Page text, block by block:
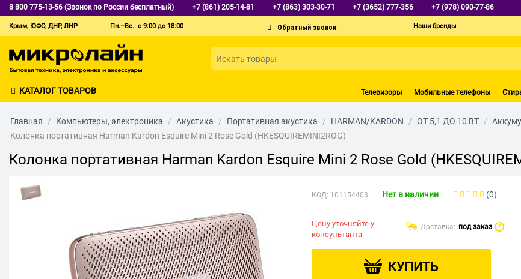
8 800 775-13-56 (Звонок по России бесплатный) +7 (861) 205-14-81 +7 (863) 303-30-71 +7 (3652) 777-356 +7 (978) 090-77-86
Крым, ЮФО, ДНР, ЛНР Пн.–Вс.: с 9:00 до 18:00 Наши бренды
КАТАЛОГ ТОВАРОВ Телевизоры Мобильные телефоны
Главная / Компьютеры, электроника / Акустика / Портативная акустика / HARMAN/KARDON / ОТ 5,1 ДО 10 ВТ /
Колонка портативная Harman Kardon Esquire Mini 2 Rose Gold (HKESQUIREMINI2ROG)
Колонка портативная Harman Kardon Esquire Mini 2 Rose Gold
КОД: 101154403 Нет в наличии (0)
Цену уточняйте у
консультанта
Доставка: под заказ ?
КУПИТЬ